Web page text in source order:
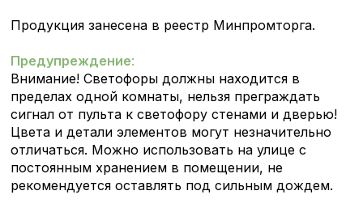
Продукция занесена в реестр Минпромторга.
Предупреждение:
Внимание! Светофоры должны находится в
пределах одной комнаты, нельзя преграждать
сигнал от пульта к светофору стенами и дверью!
Цвета и детали элементов могут незначительно
отличаться. Можно использовать на улице с
постоянным хранением в помещении, не
рекомендуется оставлять под сильным дождем.